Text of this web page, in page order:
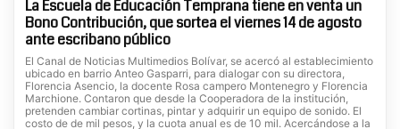
La Escuela de Educación Temprana tiene en venta un
Bono Contribución, que sortea el viernes 14 de agosto
ante escribano público
El Canal de Noticias Multimedios Bolívar, se acercó al establecimiento
ubicado en barrio Anteo Gasparri, para dialogar con su directora,
Florencia Asencio, la docente Rosa campero Montenegro y Florencia
Marchione. Contaron que desde la Cooperadora de la institución,
pretenden cambiar cortinas, pintar y adquirir un equipo de sonido. El
costo de de mil pesos, y la cuota anual es de 10 mil. Acercándose a la